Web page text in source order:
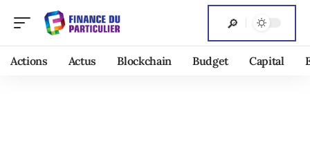
Actions Actus Blockchain Budget Capital